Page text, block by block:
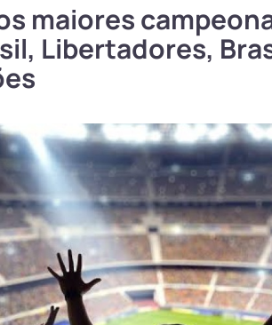
maiores
Libertadores,